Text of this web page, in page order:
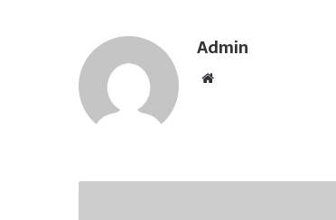
Admin
t